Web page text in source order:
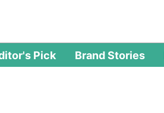
Pick Brand Stories